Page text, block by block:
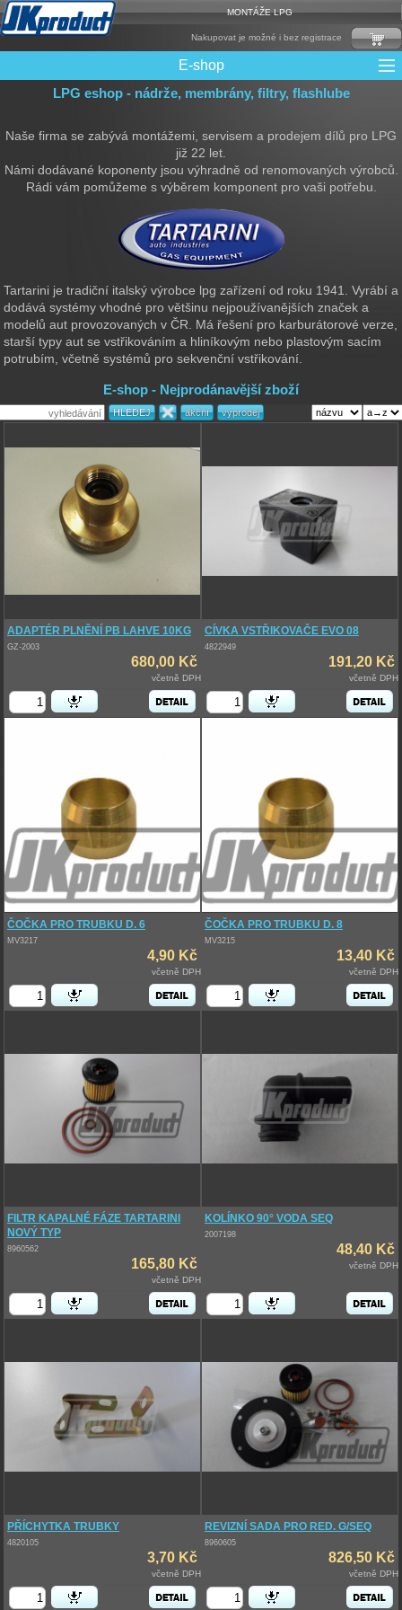
MONTÁŽE LPG
Nakupovat je možné i bez registrace
E-shop
CNG Nádrže
Elektronika + Emulátory
Filtry + Membrány
LPG Nádrže
Mixy + protizášlehové klapky
Multiventily + příslušenství
Ochrana Motoru
Přepínače
Rámy nádrží
Redukce plnění
Reduktory
Řídící jednotky + Testry
Sady + vstřikovače
Spojovací Materiál
Spotřební materiál
Trubky a Hadice
Ventily
LPG eshop - nádrže, membrány, filtry, flashlube
Naše firma se zabývá montážemi, servisem a prodejem dílů pro LPG
již 22 let.
Námi dodávané koponenty jsou výhradně od renomovaných výrobců.
Rádi vám pomůžeme s výběrem komponent pro vaši potřebu.
Tartarini je tradiční italský výrobce lpg zařízení od roku 1941. Vyrábí a
dodává systémy vhodné pro většinu nejpoužívanějších značek a
modelů aut provozovaných v ČR. Má řešení pro karburátorové verze,
starší typy aut se vstřikováním a hliníkovým nebo plastovým sacím
potrubím, včetně systémů pro sekvenční vstřikování.
E-shop - Nejprodánavější zboží
ADAPTÉR PLNĚNÍ PB LAHVE 10KG
GZ-2003
680,00 Kč
včetně DPH
CÍVKA VSTŘIKOVAČE EVO 08
4822949
191,20 Kč
včetně DPH
ČOČKA PRO TRUBKU D. 6
MV3217
4,90 Kč
včetně DPH
ČOČKA PRO TRUBKU D. 8
MV3215
13,40 Kč
včetně DPH
FILTR KAPALNÉ FÁZE TARTARINI
NOVÝ TYP
8960562
165,80 Kč
včetně DPH
KOLÍNKO 90° VODA SEQ
2007198
48,40 Kč
včetně DPH
PŘÍCHYTKA TRUBKY
4820105
3,70 Kč
včetně DPH
REVIZNÍ SADA PRO RED. G/SEQ
8960605
826,50 Kč
včetně DPH